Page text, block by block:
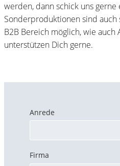
werden, dann schick uns
Sonderproduktionen sind
B2B Bereich möglich, wie auch
unterstützen Dich gerne.
Anrede
Firma